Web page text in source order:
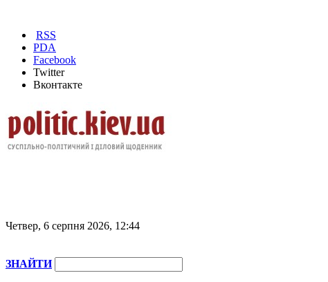
RSS
PDA
Facebook
Twitter
Вконтакте
Четвер, 6 серпня 2026, 12:44
ЗНАЙТИ